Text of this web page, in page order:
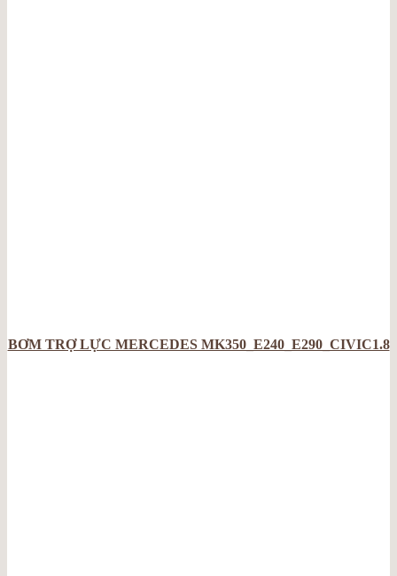
BƠM TRỢ LỰC MERCEDES MK350_E240_E290_CIVIC1.8